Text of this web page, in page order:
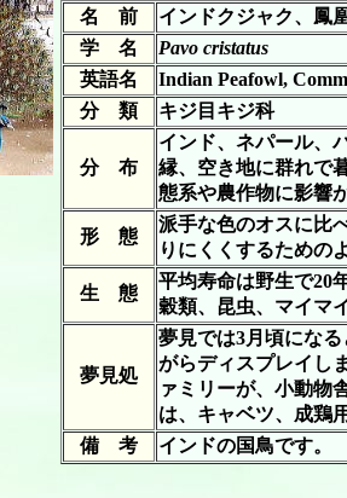
名 前
インドクジャク、鳳
学 名
Pavo cristatus
英語名
Indian Peafowl,
分 類
キジ目キジ科
分 布
インド、ネパール、
縁、空き地に群れで
態系や農作物に影響
形 態
派手な色のオスに比
りにくくするための
生 態
平均寿命は野生で20
穀類、昆虫、マイマ
夢見処
夢見では3月頃にな
がらディスプレイし
ァミリーが、小動物
は、キャベツ、成鶏
備 考
インドの国鳥です。